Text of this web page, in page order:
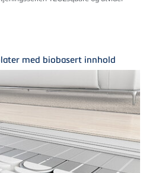
med biobasert innhold